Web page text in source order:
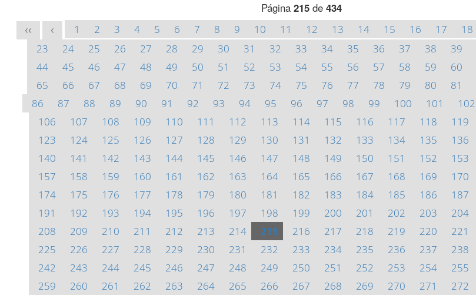
Página 215de 434
<< < 1 2 3 4 5 6 7 8 9 10 11 12 13 14 15 16 17 18
23
24 25 26 27 28 29 30 31 32 33 34 35 36 37 38 39
44
45 46 47 48 49 50 51 52 53 54 55 56 57 58 59 60
65
66 67 68 69 70 71 72 73 74 75 76 77 78 79 80 81
86
87 88 89 90 91 92 93 94 95 96 97 98 99 100 101 102
106
107 108 109 110 111 112 113 114 115 116 117 118 119
123
124 125 126 127 128 129 130 131 132 133 134 135 136
140
141 142 143 144 145 146 147 148 149 150 151 152 153
157
158 159 160 161 162 163 164 165 166 167 168 169 170
174
175 176 177 178 179 180 181 182 183 184 185 186 187
191
192 193 194 195 196 197 198 199 200 201 202 203 204
208
209 210 211 212 213 214 215 216 217 218 219 220 221
225
226 227 228 229 230 231 232 233 234 235 236 237 238
242
243 244 245 246 247 248 249 250 251 252 253 254 255
259
260 261 262 263 264 265 266 267 268 269 270 271 272